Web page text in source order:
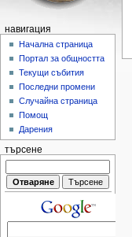
навигация
Начална страница
Портал за общността
Текущи събития
Последни промени
Случайна страница
Помощ
Дарения
търсене